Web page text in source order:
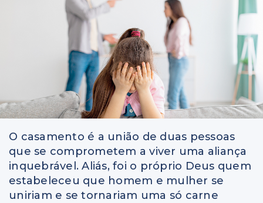
O casamento é a união de duas pessoas
que se comprometem a viver uma aliança
inquebrável. Aliás, foi o próprio Deus quem
estabeleceu que homem e mulher se
uniriam e se tornariam uma só carne